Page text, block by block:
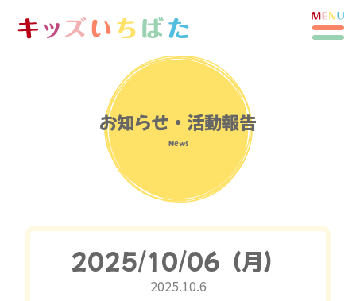
お知らせ・活動報告
News
2025/10/06（月）
2025.10.6